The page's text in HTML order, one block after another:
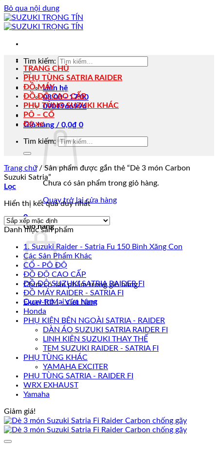
Bỏ qua nội dung
Tìm kiếm:
Liên hệ
08:00 - 17:00
0901966996
Giỏ hàng / 0,0₫ 0
Chưa có sản phẩm trong giỏ hàng.
Quay trở lại cửa hàng
0
Giỏ hàng
Chưa có sản phẩm trong giỏ hàng.
Quay trở lại cửa hàng
TRANG CHỦ
PHỤ TÙNG SATRIA RAIDER
ĐỒ MÁY
ĐỒ ĐỘ CAO CẤP
PHỤ TÙNG SUZUKI KHÁC
PÔ – CỔ
Độ xe
Tìm kiếm:
Trang chủ /Sản phẩm được gắn thẻ “Dè 3 món Carbon
Suzuki Satria”
Lọc
Hiển thị kết quả duy nhất
Danh mục sản phẩm
1. Suzuki Raider - Satria Fu 150 Bình Xăng Con
Các Sản Phẩm Khác
CỔ - PÔ ĐỘ
ĐỒ ĐỘ CAO CẤP
ĐỒ ĐỘ SUZUKI SATRIA RAIDER FI
ĐỒ MÁY RAIDER - SATRIA FI
Excel-RIM - Viet Nam
Honda
PHỤ KIỆN BÊN NGOÀI SATRIA - RAIDER
DÀN ÁO SUZUKI SATRIA RAIDER FI
LINH KIỆN SUZUKI THAY THẾ
TEM SUZUKI RAIDER - SATRIA FI
PHỤ TÙNG KHÁC
YAMAHA EXCITER
PHỤ TÙNG SATRIA - RAIDER FI
WRX EXHAUST
Yamaha
Giảm giá!